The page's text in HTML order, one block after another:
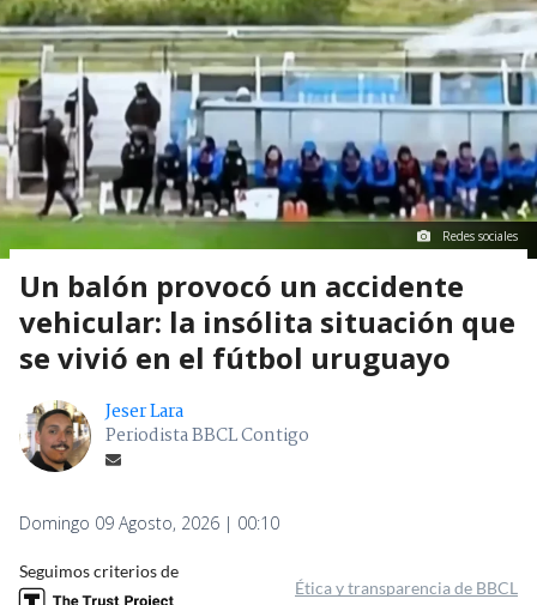
Redes sociales
Un balón provocó un accidente
vehicular: la insólita situación que
se vivió en el fútbol uruguayo
Jeser Lara
Periodista BBCL Contigo
Domingo 09 Agosto, 2026 | 00:10
Seguimos criterios de
Ética y transparencia de BBCL